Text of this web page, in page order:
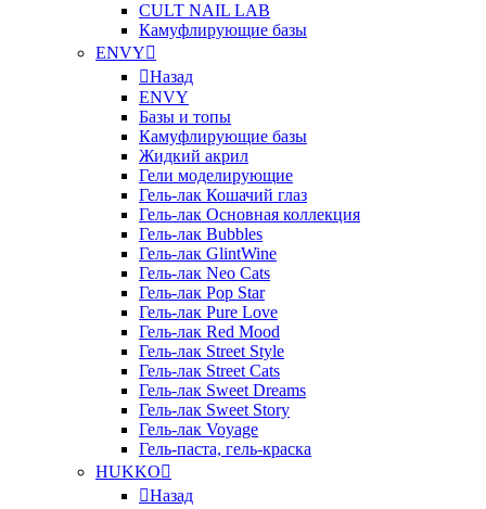
CULT NAIL LAB
Камуфлирующие базы
ENVY
Назад
ENVY
Базы и топы
Камуфлирующие базы
Жидкий акрил
Гели моделирующие
Гель-лак Кошачий глаз
Гель-лак Основная коллекция
Гель-лак Bubbles
Гель-лак GlintWine
Гель-лак Neo Cats
Гель-лак Pop Star
Гель-лак Pure Love
Гель-лак Red Mood
Гель-лак Street Style
Гель-лак Street Cats
Гель-лак Sweet Dreams
Гель-лак Sweet Story
Гель-лак Voyage
Гель-паста, гель-краска
HUKKO
Назад